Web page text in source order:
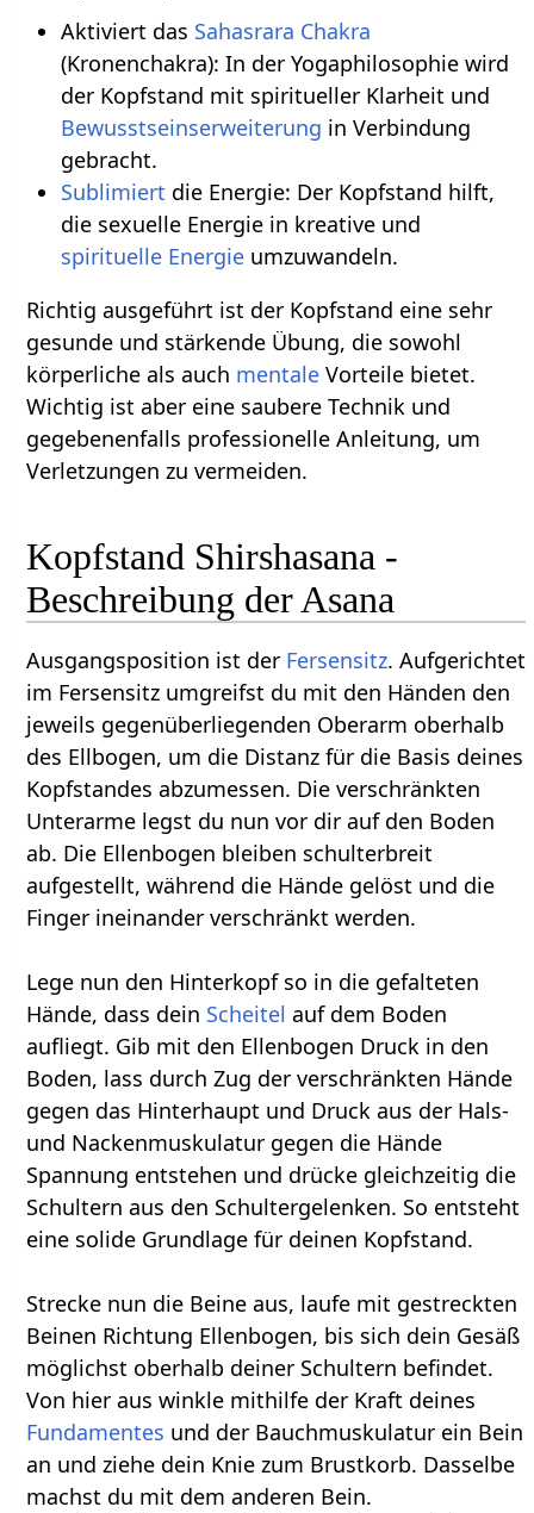
Aktiviert das Sahasrara Chakra
(Kronenchakra): In der Yogaphilosophie wird
der Kopfstand mit spiritueller Klarheit und
Bewusstseinserweiterung in Verbindung
gebracht.
Sublimiert die Energie: Der Kopfstand hilft,
die sexuelle Energie in kreative und
spirituelle Energieumzuwandeln.
Richtig ausgeführt ist der Kopfstand eine sehr
gesunde und stärkende Übung, die sowohl
körperliche als auch mentale Vorteile bietet.
Wichtig ist aber eine saubere Technik und
gegebenenfalls professionelle Anleitung, um
Verletzungen zu vermeiden.
Kopfstand Shirshasana -
Beschreibung der Asana
Ausgangsposition ist der Fersensitz. Aufgerichtet
im Fersensitz umgreifst du mit den Händen den
jeweils gegenüberliegenden Oberarm oberhalb
des Ellbogen, um die Distanz für die Basis deines
Kopfstandes abzumessen. Die verschränkten
Unterarme legst du nun vor dir auf den Boden
ab. Die Ellenbogen bleiben schulterbreit
aufgestellt, während die Hände gelöst und die
Finger ineinander verschränkt werden.
Lege nun den Hinterkopf so in die gefalteten
Hände, dass dein Scheitel auf dem Boden
aufliegt. Gib mit den Ellenbogen Druck in den
Boden, lass durch Zug der verschränkten Hände
gegen das Hinterhaupt und Druck aus der Hals-
und Nackenmuskulatur gegen die Hände
Spannung entstehen und drücke gleichzeitig die
Schultern aus den Schultergelenken. So entsteht
eine solide Grundlage für deinen Kopfstand.
Strecke nun die Beine aus, laufe mit gestreckten
Beinen Richtung Ellenbogen, bis sich dein Gesäß
möglichst oberhalb deiner Schultern befindet.
Von hier aus winkle mithilfe der Kraft deines
Fundamentes und der Bauchmuskulatur ein Bein
an und ziehe dein Knie zum Brustkorb. Dasselbe
machst du mit dem anderen Bein.